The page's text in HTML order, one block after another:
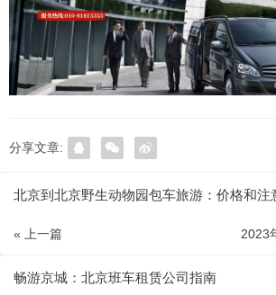
分享文章:
北京到北京野生动物园包车旅游：价格和注
« 上一篇 2023
畅游京城：北京班车租赁公司指南